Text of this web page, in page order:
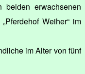
erwachsenen
Weiher“ im
im Alter von fünf